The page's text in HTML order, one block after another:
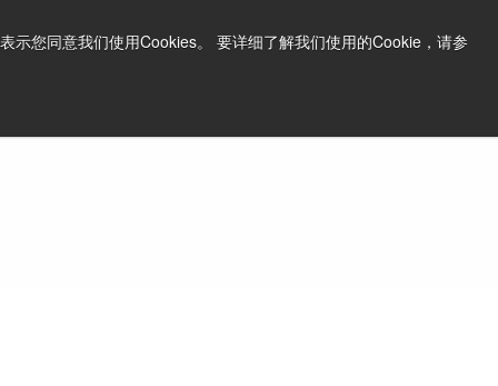
示您同意我们使用Cookies。 要详细了解我们使用的Cookie，请参